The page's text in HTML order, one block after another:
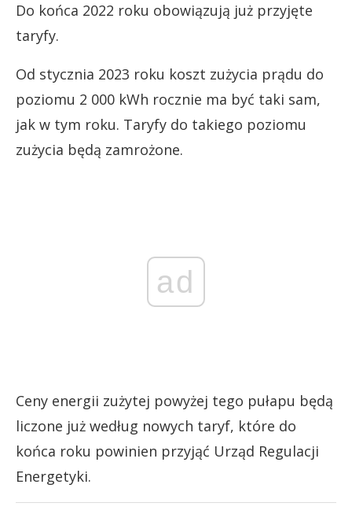
Do końca 2022 roku obowiązują już przyjęte
taryfy.
Od stycznia 2023 roku koszt zużycia prądu do
poziomu 2 000 kWh rocznie ma być taki sam,
jak w tym roku. Taryfy do takiego poziomu
zużycia będą zamrożone.
ad
Ceny energii zużytej powyżej tego pułapu będą
liczone już według nowych taryf, które do
końca roku powinien przyjąć Urząd Regulacji
Energetyki.